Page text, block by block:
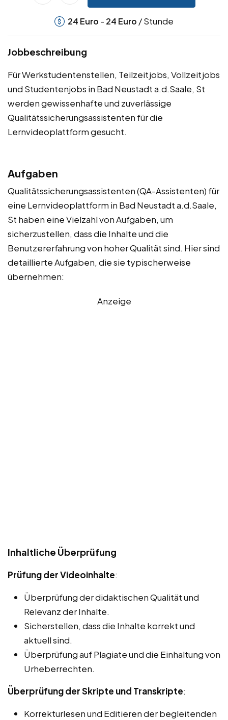
24 Euro - 24 Euro / Stunde
Jobbeschreibung
Für Werkstudentenstellen, Teilzeitjobs, Vollzeitjobs
und Studentenjobs in Bad Neustadt a.d.Saale, St
werden gewissenhafte und zuverlässige
Qualitätssicherungsassistenten für die
Lernvideoplattform gesucht.
Aufgaben
Qualitätssicherungsassistenten (QA-Assistenten) für
eine Lernvideoplattform in Bad Neustadt a.d.Saale,
St haben eine Vielzahl von Aufgaben, um
sicherzustellen, dass die Inhalte und die
Benutzererfahrung von hoher Qualität sind. Hier sind
detaillierte Aufgaben, die sie typischerweise
übernehmen:
Anzeige
Inhaltliche Überprüfung
Prüfung der Videoinhalte:
Überprüfung der didaktischen Qualität und
Relevanz der Inhalte.
Sicherstellen, dass die Inhalte korrekt und
aktuell sind.
Überprüfung auf Plagiate und die Einhaltung von
Urheberrechten.
Überprüfung der Skripte und Transkripte:
Korrekturlesen und Editieren der begleitenden